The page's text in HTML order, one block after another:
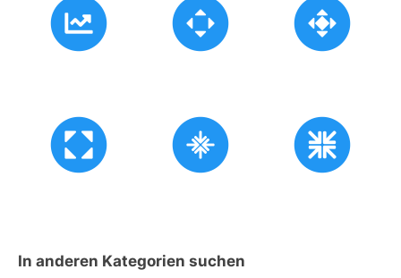
In anderen Kategorien suchen